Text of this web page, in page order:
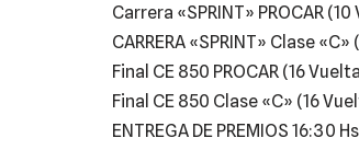
Carrera «SPRINT» PROCAR
CARRERA «SPRINT» Clase
Final CE 850 PROCAR (16
Final CE 850 Clase «C» (16
ENTREGA DE PREMIOS 16:30